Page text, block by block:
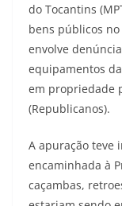
do Tocantins
bens públicos
envolve
equipamentos
em propriedade
(Republicanos).
A apuração teve
encaminhada à
caçambas,